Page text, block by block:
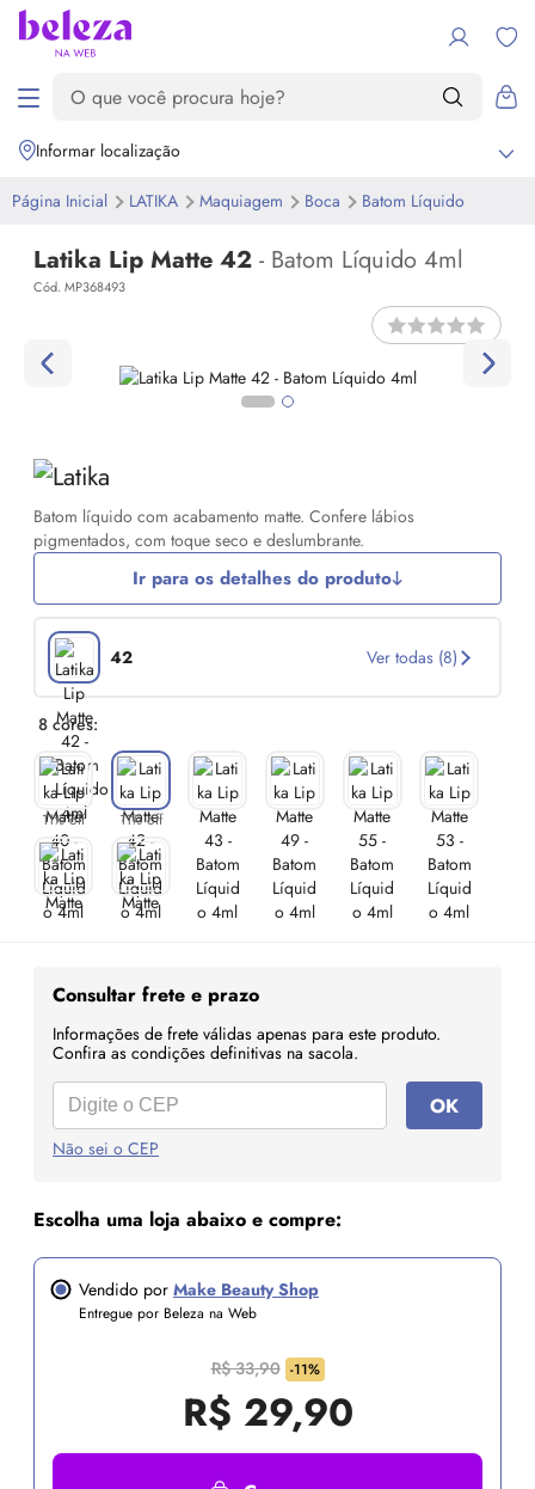
Informar localização
Página Inicial LATIKA Maquiagem Boca Batom Líquido
Latika Lip Matte 42 - Batom Líquido 4ml
Cód. MP368493
Batom líquido com acabamento matte. Confere lábios
pigmentados, com toque seco e deslumbrante.
Ir para os detalhes do produto
42 Ver todas (8)
8 cores:
11% off 11% off
Consultar frete e prazo
Informações de frete válidas apenas para este produto.
Confira as condições definitivas na sacola.
OK
Não sei o CEP
Escolha uma loja abaixo e compre:
Vendido por Make Beauty Shop
Entregue por Beleza na Web
R$ 33,90 -11%
R$ 29,90